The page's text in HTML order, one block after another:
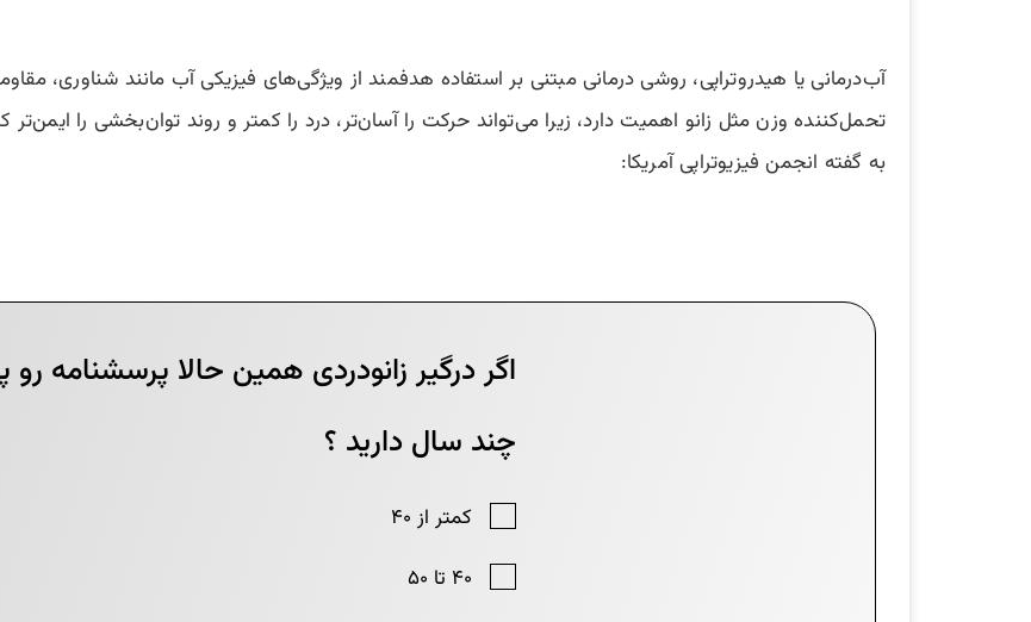
آب‌درمانی یا هیدروتراپی، روشی درمانی مبتنی بر استفاده هدفمند از ویژگی‌های فیزیکی آب مانند شناوری،
تحمل‌کننده وزن مثل زانو اهمیت دارد، زیرا می‌تواند حرکت را آسان‌تر، درد را کمتر و روند توان‌بخشی را ایمن‌تر
به گفته انجمن فیزیوتراپی آمریکا: